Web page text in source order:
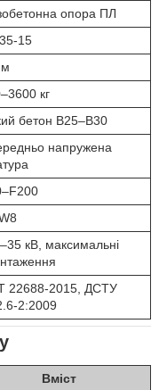
опора ПЛ
15
кг
бетон В25–В30
напружена
кВ, максимальні
22688-2015, ДСТУ
2:2009
Вміст